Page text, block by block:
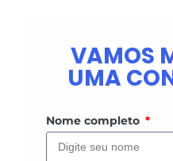
VAMOS
UMA
Nome completo